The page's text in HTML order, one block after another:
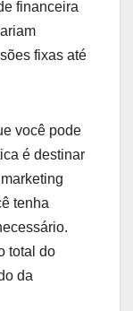
na
em
financeira
fixas até
você pode
é destinar